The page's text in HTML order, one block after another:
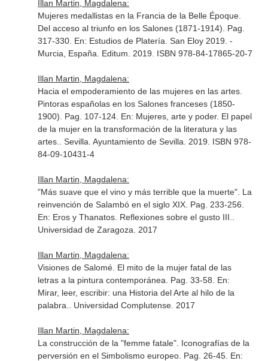
Illan Martin, Magdalena:
Mujeres medallistas en la Francia de la Belle Époque.
Del acceso al triunfo en los Salones (1871-1914). Pag.
317-330. En: Estudios de Platería. San Eloy 2019 . -
Murcia, España. Editum. 2019. ISBN 978-84-17865-20-7
Illan Martin, Magdalena:
Hacia el empoderamiento de las mujeres en las artes.
Pintoras españolas en los Salones franceses (1850-
1900). Pag. 107-124. En: Mujeres, arte y poder. El papel
de la mujer en la transformación de la literatura y las
artes.
. Sevilla. Ayuntamiento de Sevilla. 2019. ISBN 978-
84-09-10431-4
Illan Martin, Magdalena:
"Más suave que el vino y más terrible que la muerte". La
reinvención de Salambó en el siglo XIX. Pag. 233-256.
En: Eros y Thanatos. Reflexiones sobre el gusto III.
Universidad de Zaragoza. 2017
Illan Martin, Magdalena:
Visiones de Salomé. El mito de la mujer fatal de las
letras a la pintura contemporánea. Pag. 33-58. En:
Mirar, leer, escribir: una Historia del Arte al hilo de la
palabra.
. Universidad Complutense. 2017
Illan Martin, Magdalena:
La construcción de la "femme fatale". Iconografías de la
perversión en el Simbolismo europeo. Pag. 26-45. En: